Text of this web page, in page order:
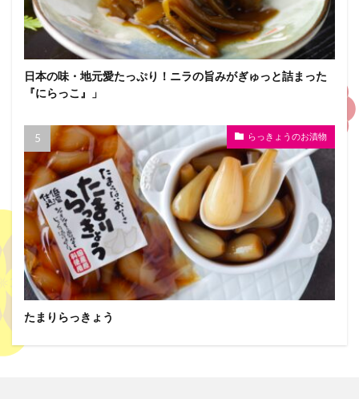
日本の味・地元愛たっぷり！ニラの旨みがぎゅっと詰まった
『にらっこ』」
らっきょうのお漬物
たまりらっきょう